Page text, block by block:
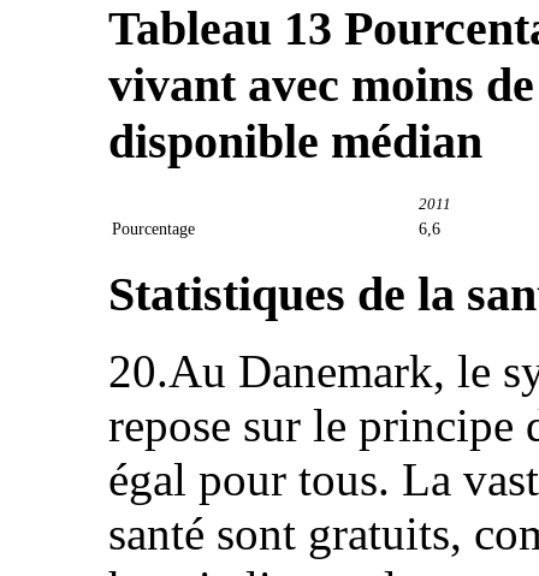
Tableau 13
vivant avec moins
disponible médian
2011
Pourcentage 6,6
Statistiques de la
20.Au Danemark, le
repose sur le principe
égal pour tous. La
santé sont gratuits,